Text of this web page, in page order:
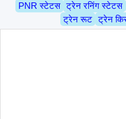
PNR स्टेटस ट्रेन रनिंग स्टेटस
ट्रेन रूट ट्रेन